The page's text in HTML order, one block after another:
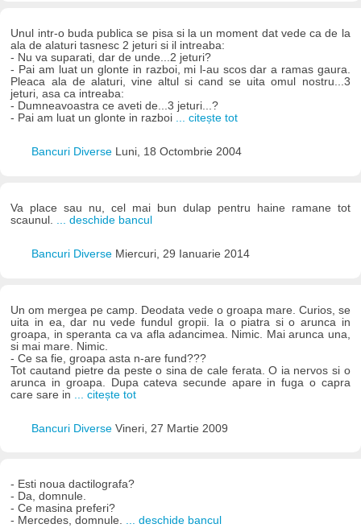
Unul intr-o buda publica se pisa si la un moment dat vede ca de la
ala de alaturi tasnesc 2 jeturi si il intreaba:
- Nu va suparati, dar de unde...2 jeturi?
- Pai am luat un glonte in razboi, mi l-au scos dar a ramas gaura.
Pleaca ala de alaturi, vine altul si cand se uita omul nostru...3
jeturi, asa ca intreaba:
- Dumneavoastra ce aveti de...3 jeturi...?
- Pai am luat un glonte in razboi ... citește tot
Bancuri Diverse Luni, 18 Octombrie 2004
Va place sau nu, cel mai bun dulap pentru haine ramane tot
scaunul.
... deschide bancul
Bancuri Diverse Miercuri, 29 Ianuarie 2014
Un om mergea pe camp. Deodata vede o groapa mare. Curios, se
uita in ea, dar nu vede fundul gropii. Ia o piatra si o arunca in
groapa, in speranta ca va afla adancimea. Nimic. Mai arunca una,
si mai mare. Nimic.
- Ce sa fie, groapa asta n-are fund???
Tot cautand pietre da peste o sina de cale ferata. O ia nervos si o
arunca in groapa. Dupa cateva secunde apare in fuga o capra
care sare in
... citește tot
Bancuri Diverse Vineri, 27 Martie 2009
- Esti noua dactilografa?
- Da, domnule.
- Ce masina preferi?
- Mercedes, domnule. ... deschide bancul